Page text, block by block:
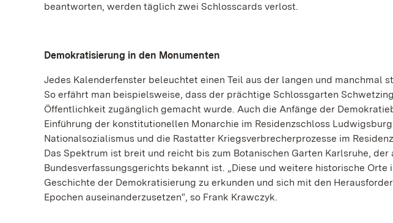
beantworten, werden täglich zwei Schlosscards verlost.
Demokratisierung in den Monumenten
Jedes Kalenderfenster beleuchtet einen Teil aus der langen und manchmal
So erfährt man beispielsweise, dass der prächtige Schlossgarten
Öffentlichkeit zugänglich gemacht wurde. Auch die Anfänge der
Einführung der konstitutionellen Monarchie im Residenzschloss
Nationalsozialismus und die Rastatter Kriegsverbrecherprozesse im
Das Spektrum ist breit und reicht bis zum Botanischen Garten Karlsruhe, der
Bundesverfassungsgerichts bekannt ist. „Diese und weitere historische
Geschichte der Demokratisierung zu erkunden und sich mit den
Epochen auseinanderzusetzen“, so Frank Krawczyk.